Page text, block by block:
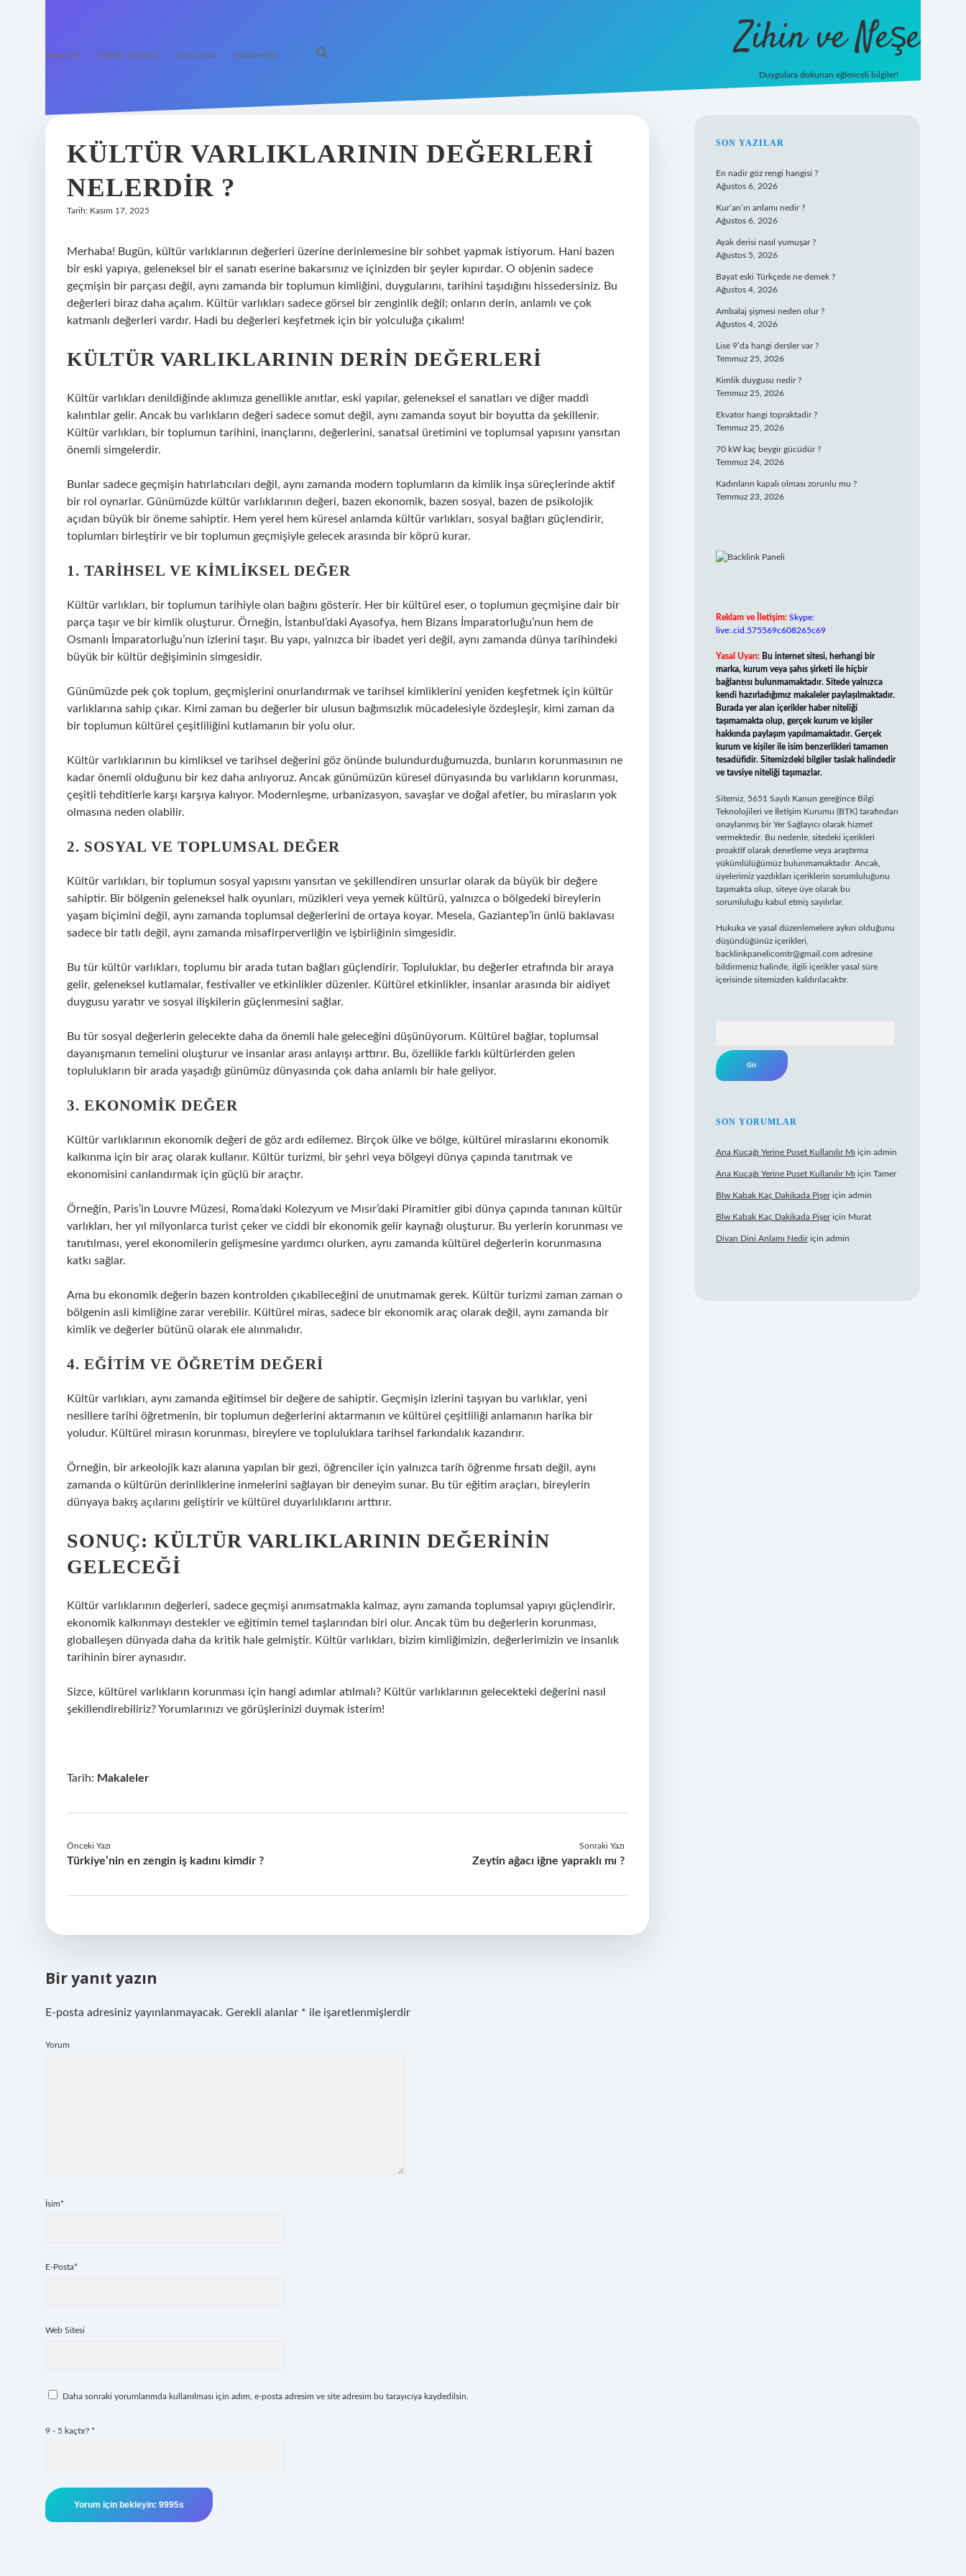
Anasayfa Gizlilik Politikası Yasal Uyarı Hakkımızda Zihin ve Neşe
Duygulara dokunan eğlenceli bilgiler!
KÜLTÜR VARLIKLARININ DEĞERLERI
NELERDIR ?
Tarih: Kasım 17, 2025
Merhaba! Bugün, kültür varlıklarının değerleri üzerine derinlemesine bir sohbet yapmak istiyorum. Hani bazen
bir eski yapıya, geleneksel bir el sanatı eserine bakarsınız ve içinizden bir şeyler kıpırdar. O objenin sadece
geçmişin bir parçası değil, aynı zamanda bir toplumun kimliğini, duygularını, tarihini taşıdığını hissedersiniz. Bu
değerleri biraz daha açalım. Kültür varlıkları sadece görsel bir zenginlik değil; onların derin, anlamlı ve çok
katmanlı değerleri vardır. Hadi bu değerleri keşfetmek için bir yolculuğa çıkalım!
KÜLTÜR VARLIKLARININ DERIN DEĞERLERI
Kültür varlıkları denildiğinde aklımıza genellikle anıtlar, eski yapılar, geleneksel el sanatları ve diğer maddi
kalıntılar gelir. Ancak bu varlıkların değeri sadece somut değil, aynı zamanda soyut bir boyutta da şekillenir.
Kültür varlıkları, bir toplumun tarihini, inançlarını, değerlerini, sanatsal üretimini ve toplumsal yapısını yansıtan
önemli simgelerdir.
Bunlar sadece geçmişin hatırlatıcıları değil, aynı zamanda modern toplumların da kimlik inşa süreçlerinde aktif
bir rol oynarlar. Günümüzde kültür varlıklarının değeri, bazen ekonomik, bazen sosyal, bazen de psikolojik
açıdan büyük bir öneme sahiptir. Hem yerel hem küresel anlamda kültür varlıkları, sosyal bağları güçlendirir,
toplumları birleştirir ve bir toplumun geçmişiyle gelecek arasında bir köprü kurar.
1. TARIHSEL VE KIMLIKSEL DEĞER
Kültür varlıkları, bir toplumun tarihiyle olan bağını gösterir. Her bir kültürel eser, o toplumun geçmişine dair bir
parça taşır ve bir kimlik oluşturur. Örneğin, İstanbul’daki Ayasofya, hem Bizans İmparatorluğu’nun hem de
Osmanlı İmparatorluğu’nun izlerini taşır. Bu yapı, yalnızca bir ibadet yeri değil, aynı zamanda dünya tarihindeki
büyük bir kültür değişiminin simgesidir.
Günümüzde pek çok toplum, geçmişlerini onurlandırmak ve tarihsel kimliklerini yeniden keşfetmek için kültür
varlıklarına sahip çıkar. Kimi zaman bu değerler bir ulusun bağımsızlık mücadelesiyle özdeşleşir, kimi zaman da
bir toplumun kültürel çeşitliliğini kutlamanın bir yolu olur.
Kültür varlıklarının bu kimliksel ve tarihsel değerini göz önünde bulundurduğumuzda, bunların korunmasının ne
kadar önemli olduğunu bir kez daha anlıyoruz. Ancak günümüzün küresel dünyasında bu varlıkların korunması,
çeşitli tehditlerle karşı karşıya kalıyor. Modernleşme, urbanizasyon, savaşlar ve doğal afetler, bu mirasların yok
olmasına neden olabilir.
2. SOSYAL VE TOPLUMSAL DEĞER
Kültür varlıkları, bir toplumun sosyal yapısını yansıtan ve şekillendiren unsurlar olarak da büyük bir değere
sahiptir. Bir bölgenin geleneksel halk oyunları, müzikleri veya yemek kültürü, yalnızca o bölgedeki bireylerin
yaşam biçimini değil, aynı zamanda toplumsal değerlerini de ortaya koyar. Mesela, Gaziantep’in ünlü baklavası
sadece bir tatlı değil, aynı zamanda misafirperverliğin ve işbirliğinin simgesidir.
Bu tür kültür varlıkları, toplumu bir arada tutan bağları güçlendirir. Topluluklar, bu değerler etrafında bir araya
gelir, geleneksel kutlamalar, festivaller ve etkinlikler düzenler. Kültürel etkinlikler, insanlar arasında bir aidiyet
duygusu yaratır ve sosyal ilişkilerin güçlenmesini sağlar.
Bu tür sosyal değerlerin gelecekte daha da önemli hale geleceğini düşünüyorum. Kültürel bağlar, toplumsal
dayanışmanın temelini oluşturur ve insanlar arası anlayışı arttırır. Bu, özellikle farklı kültürlerden gelen
toplulukların bir arada yaşadığı günümüz dünyasında çok daha anlamlı bir hale geliyor.
3. EKONOMIK DEĞER
Kültür varlıklarının ekonomik değeri de göz ardı edilemez. Birçok ülke ve bölge, kültürel miraslarını ekonomik
kalkınma için bir araç olarak kullanır. Kültür turizmi, bir şehri veya bölgeyi dünya çapında tanıtmak ve
ekonomisini canlandırmak için güçlü bir araçtır.
Örneğin, Paris’in Louvre Müzesi, Roma’daki Kolezyum ve Mısır’daki Piramitler gibi dünya çapında tanınan kültür
varlıkları, her yıl milyonlarca turist çeker ve ciddi bir ekonomik gelir kaynağı oluşturur. Bu yerlerin korunması ve
tanıtılması, yerel ekonomilerin gelişmesine yardımcı olurken, aynı zamanda kültürel değerlerin korunmasına
katkı sağlar.
Ama bu ekonomik değerin bazen kontrolden çıkabileceğini de unutmamak gerek. Kültür turizmi zaman zaman o
bölgenin asli kimliğine zarar verebilir. Kültürel miras, sadece bir ekonomik araç olarak değil, aynı zamanda bir
kimlik ve değerler bütünü olarak ele alınmalıdır.
4. EĞITIM VE ÖĞRETIM DEĞERI
Kültür varlıkları, aynı zamanda eğitimsel bir değere de sahiptir. Geçmişin izlerini taşıyan bu varlıklar, yeni
nesillere tarihi öğretmenin, bir toplumun değerlerini aktarmanın ve kültürel çeşitliliği anlamanın harika bir
yoludur. Kültürel mirasın korunması, bireylere ve topluluklara tarihsel farkındalık kazandırır.
Örneğin, bir arkeolojik kazı alanına yapılan bir gezi, öğrenciler için yalnızca tarih öğrenme fırsatı değil, aynı
zamanda o kültürün derinliklerine inmelerini sağlayan bir deneyim sunar. Bu tür eğitim araçları, bireylerin
dünyaya bakış açılarını geliştirir ve kültürel duyarlılıklarını arttırır.
SONUÇ: KÜLTÜR VARLIKLARININ DEĞERININ
GELECEĞI
Kültür varlıklarının değerleri, sadece geçmişi anımsatmakla kalmaz, aynı zamanda toplumsal yapıyı güçlendirir,
ekonomik kalkınmayı destekler ve eğitimin temel taşlarından biri olur. Ancak tüm bu değerlerin korunması,
globalleşen dünyada daha da kritik hale gelmiştir. Kültür varlıkları, bizim kimliğimizin, değerlerimizin ve insanlık
tarihinin birer aynasıdır.
Sizce, kültürel varlıkların korunması için hangi adımlar atılmalı? Kültür varlıklarının gelecekteki değerini nasıl
şekillendirebiliriz? Yorumlarınızı ve görüşlerinizi duymak isterim!
Tarih: Makaleler
Önceki Yazı
Türkiye’nin en zengin iş kadını kimdir ?
Sonraki Yazı
Zeytin ağacı iğne yapraklı mı ?
Bir yanıt yazın
E-posta adresiniz yayınlanmayacak. Gerekli alanlar * ile işaretlenmişlerdir
Yorum
İsim*
E-Posta*
Web Sitesi
Daha sonraki yorumlarımda kullanılması için adım, e-posta adresim ve site adresim bu tarayıcıya kaydedilsin.
9 - 5 kaçtır? *
SIDEBAR
SON YAZILAR
En nadir göz rengi hangisi ?
Ağustos 6, 2026
Kur’an’ın anlamı nedir ?
Ağustos 6, 2026
Ayak derisi nasıl yumuşar ?
Ağustos 5, 2026
Bayat eski Türkçede ne demek ?
Ağustos 4, 2026
Ambalaj şişmesi neden olur ?
Ağustos 4, 2026
Lise 9’da hangi dersler var ?
Temmuz 25, 2026
Kimlik duygusu nedir ?
Temmuz 25, 2026
Ekvator hangi topraktadir ?
Temmuz 25, 2026
70 kW kaç beygir gücüdür ?
Temmuz 24, 2026
Kadınların kapalı olması zorunlu mu ?
Temmuz 23, 2026
Reklam ve İletişim: Skype:
live:.cid.575569c608265c69
Yasal Uyarı: Bu internet sitesi, herhangi bir
marka, kurum veya şahıs şirketi ile hiçbir
bağlantısı bulunmamaktadır. Sitede yalnızca
kendi hazırladığımız makaleler paylaşılmaktadır.
Burada yer alan içerikler haber niteliği
taşımamakta olup, gerçek kurum ve kişiler
hakkında paylaşım yapılmamaktadır. Gerçek
kurum ve kişiler ile isim benzerlikleri tamamen
tesadüfidir. Sitemizdeki bilgiler taslak halindedir
ve tavsiye niteliği taşımazlar.
Sitemiz, 5651 Sayılı Kanun gereğince Bilgi
Teknolojileri ve İletişim Kurumu (BTK) tarafından
onaylanmış bir Yer Sağlayıcı olarak hizmet
vermektedir. Bu nedenle, sitedeki içerikleri
proaktif olarak denetleme veya araştırma
yükümlülüğümüz bulunmamaktadır. Ancak,
üyelerimiz yazdıkları içeriklerin sorumluluğunu
taşımakta olup, siteye üye olarak bu
sorumluluğu kabul etmiş sayılırlar.
Hukuka ve yasal düzenlemelere aykırı olduğunu
düşündüğünüz içerikleri,
backlinkpanelicomtr@gmail.com adresine
bildirmeniz halinde, ilgili içerikler yasal süre
içerisinde sitemizden kaldırılacaktır.
SON YORUMLAR
Ana Kucağı Yerine Puset Kullanılır Mı için admin
Ana Kucağı Yerine Puset Kullanılır Mı için Tamer
Blw Kabak Kaç Dakikada Pişeriçin admin
Blw Kabak Kaç Dakikada Pişeriçin Murat
Divan Dini Anlamı Nediriçin admin